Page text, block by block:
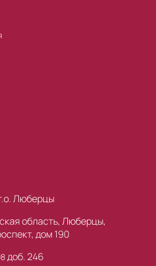
Люберцы
область, Люберцы,
дом 190
доб. 246